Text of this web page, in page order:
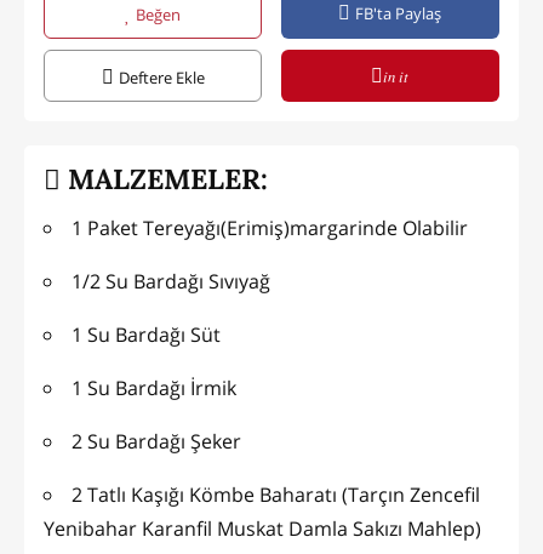
Beğen FB'ta Paylaş
Deftere Ekle in it
MALZEMELER:
1 Paket Tereyağı(Erimiş)margarinde Olabilir
1/2 Su Bardağı Sıvıyağ
1 Su Bardağı Süt
1 Su Bardağı İrmik
2 Su Bardağı Şeker
2 Tatlı Kaşığı Kömbe Baharatı (Tarçın Zencefil
Yenibahar Karanfil Muskat Damla Sakızı Mahlep)